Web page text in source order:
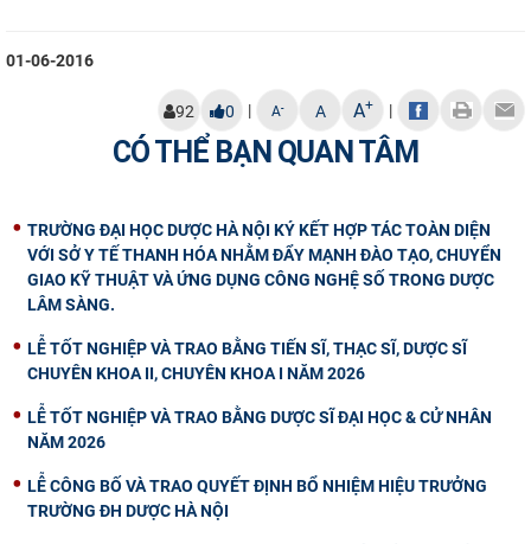
01-06-2016
92 0 | A- A A+ |
CÓ THỂ BẠN QUAN TÂM
TRƯỜNG ĐẠI HỌC DƯỢC HÀ NỘI KÝ KẾT HỢP TÁC TOÀN DIỆN
VỚI SỞ Y TẾ THANH HÓA NHẰM ĐẨY MẠNH ĐÀO TẠO, CHUYỂN
GIAO KỸ THUẬT VÀ ỨNG DỤNG CÔNG NGHỆ SỐ TRONG DƯỢC
LÂM SÀNG.
LỄ TỐT NGHIỆP VÀ TRAO BẰNG TIẾN SĨ, THẠC SĨ, DƯỢC SĨ
CHUYÊN KHOA II, CHUYÊN KHOA I NĂM 2026
LỄ TỐT NGHIỆP VÀ TRAO BẰNG DƯỢC SĨ ĐẠI HỌC & CỬ NHÂN
NĂM 2026
LỄ CÔNG BỐ VÀ TRAO QUYẾT ĐỊNH BỔ NHIỆM HIỆU TRƯỞNG
TRƯỜNG ĐH DƯỢC HÀ NỘI